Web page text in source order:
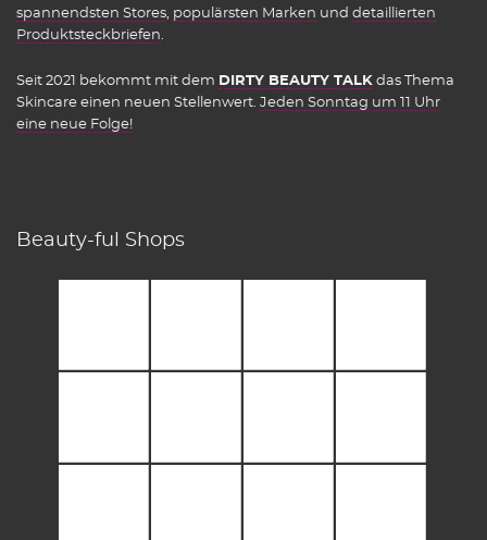
spannendsten Stores populärsten Marken und detaillierten
Produktsteckbriefen
Seit 2021 bekommt mit dem DIRTY BEAUTY TALK das Thema
Skincare einen neuen Stellenwert. Jeden Sonntag um 11 Uhr
eine neue Folge!
Beauty-ful Shops